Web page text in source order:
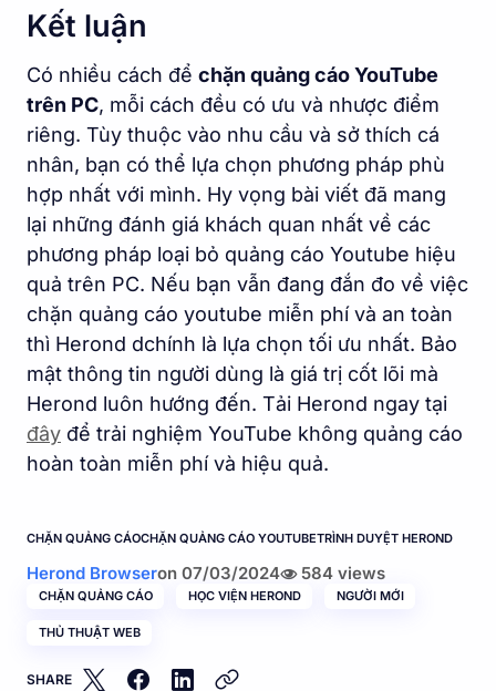
Kết luận
Có nhiều cách để chặn quảng cáo YouTube
trên PC, mỗi cách đều có ưu và nhược điểm
riêng. Tùy thuộc vào nhu cầu và sở thích cá
nhân, bạn có thể lựa chọn phương pháp phù
hợp nhất với mình. Hy vọng bài viết đã mang
lại những đánh giá khách quan nhất về các
phương pháp loại bỏ quảng cáo Youtube hiệu
quả trên PC. Nếu bạn vẫn đang đắn đo về việc
chặn quảng cáo youtube miễn phí và an toàn
thì Herond dchính là lựa chọn tối ưu nhất. Bảo
mật thông tin người dùng là giá trị cốt lõi mà
Herond luôn hướng đến. Tải Herond ngay tại
đây để trải nghiệm YouTube không quảng cáo
hoàn toàn miễn phí và hiệu quả.
CHẶN QUẢNG CÁOCHẶN QUẢNG CÁO YOUTUBETRÌNH DUYỆT HEROND
Herond Browseron 07/03/2024 584 views
CHẶN QUẢNG CÁO HỌC VIỆN HEROND NGƯỜI MỚI
THỦ THUẬT WEB
SHARE